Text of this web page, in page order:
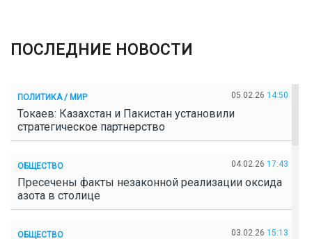
ПОСЛЕДНИЕ НОВОСТИ
ПОЛИТИКА / МИР 05.02.26 14:50
Токаев: Казахстан и Пакистан установили
стратегическое партнерство
ОБЩЕСТВО 04.02.26 17:43
Пресечены факты незаконной реализации оксида
азота в столице
ОБЩЕСТВО 03.02.26 15:13